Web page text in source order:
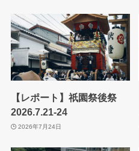
【レポート】祇園祭後祭
2026.7.21-24
2026年7月24日